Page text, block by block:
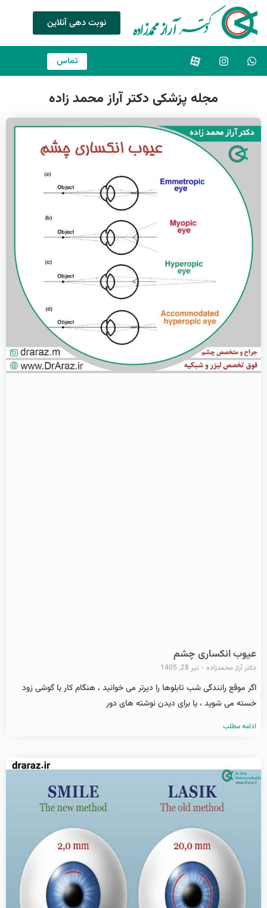
نوبت دهی آنلاین
تماس
مجله پزشکی دکتر آراز محمد زاده
عیوب انکساری چشم
دکتر آراز محمدزاده تیر 28, 1405
اگر موقع رانندگی شب تابلوها را دیرتر می خوانید ، هنگام کار با گوشی زود
خسته می شوید ، یا برای دیدن نوشته های دور
ادامه مطلب